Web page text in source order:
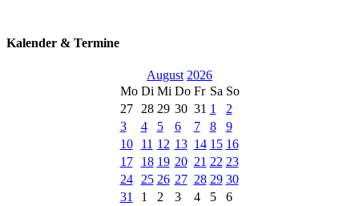
Kalender & Termine
August 2026
Mo Di Mi Do Fr Sa So
27
28 29 30 31 1
2
3
4 5 6 7 8
9
10
11 12 13 14 15 16
17
18 19 20 21 22 23
24
25 26 27 28 29 30
31
1 2 3 4 5 6